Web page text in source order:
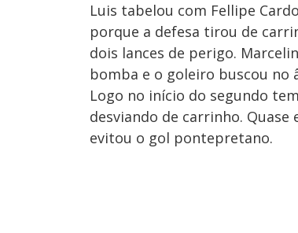
Luis tabelou com Fellipe
porque a defesa tirou de
dois lances de perigo.
bomba e o goleiro buscou no
Logo no início do segundo
desviando de carrinho.
evitou o gol pontepretano.